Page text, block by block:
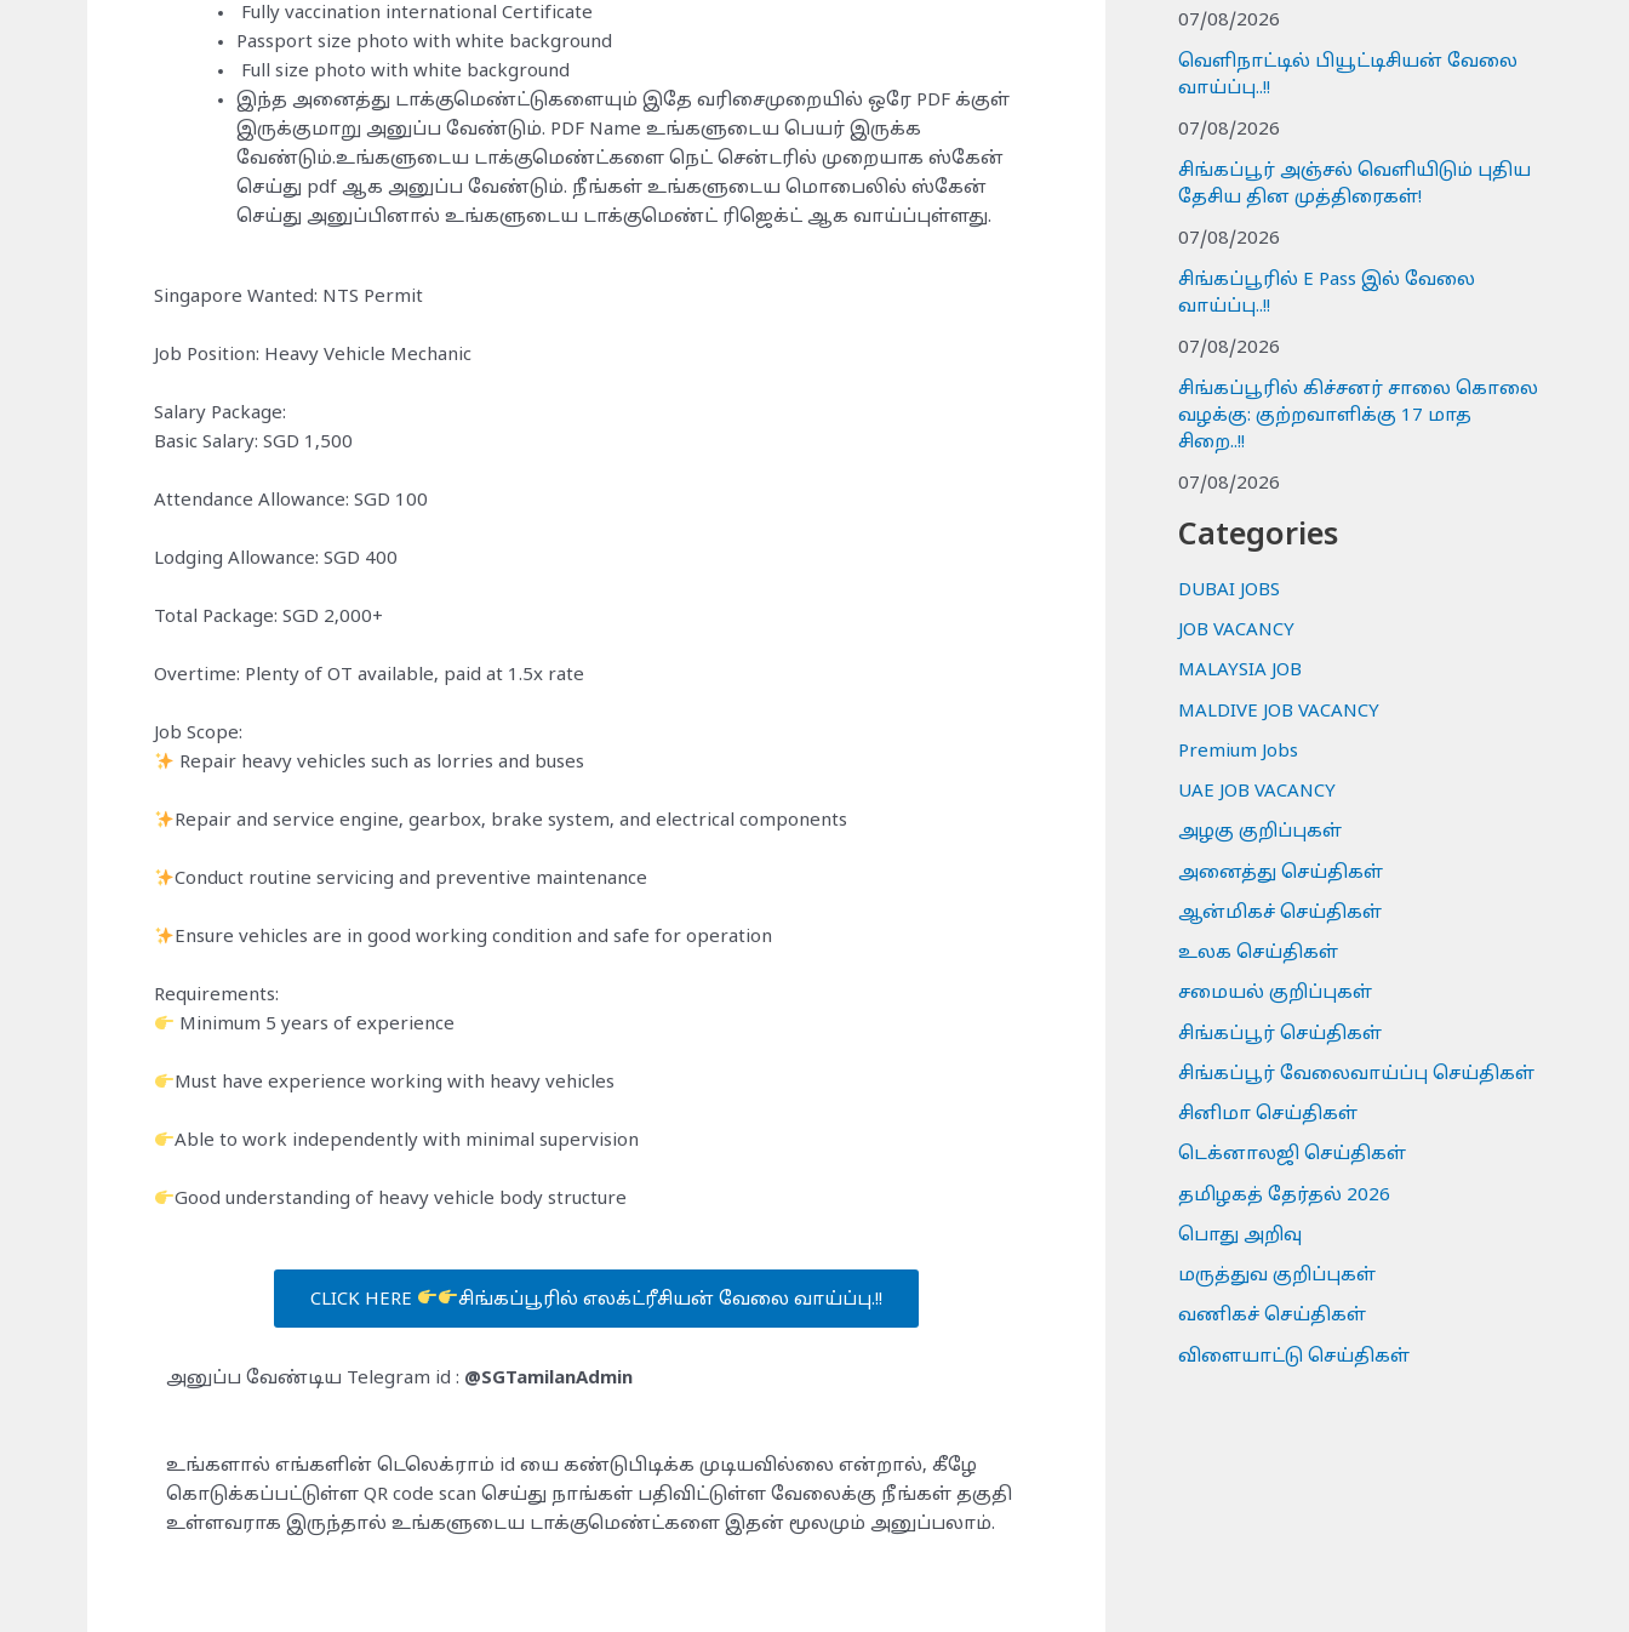
Fully vaccination international Certificate
Passport size photo with white background
Full size photo with white background
இந்த அனைத்து டாக்குமெண்ட்டுகளையும் இதே வரிசைமுறையில் ஒரே PDF க்குள்
இருக்குமாறு அனுப்ப வேண்டும். PDF Name உங்களுடைய பெயர் இருக்க
வேண்டும்.உங்களுடைய டாக்குமெண்ட்களை நெட் சென்டரில் முறையாக ஸ்கேன்
செய்து pdf ஆக அனுப்ப வேண்டும். நீங்கள் உங்களுடைய மொபைலில் ஸ்கேன்
செய்து அனுப்பினால் உங்களுடைய டாக்குமெண்ட் ரிஜெக்ட் ஆக வாய்ப்புள்ளது.
Singapore Wanted: NTS Permit
Job Position: Heavy Vehicle Mechanic
Salary Package:
Basic Salary: SGD 1,500
Attendance Allowance: SGD 100
Lodging Allowance: SGD 400
Total Package: SGD 2,000+
Overtime: Plenty of OT available, paid at 1.5x rate
Job Scope:
Repair heavy vehicles such as lorries and buses
Repair and service engine, gearbox, brake system, and electrical components
Conduct routine servicing and preventive maintenance
Ensure vehicles are in good working condition and safe for operation
Requirements:
Minimum 5 years of experience
Must have experience working with heavy vehicles
Able to work independently with minimal supervision
Good understanding of heavy vehicle body structure
CLICK HERE சிங்கப்பூரில் எலக்ட்ரீசியன் வேலை வாய்ப்பு.!!
அனுப்ப வேண்டிய Telegram id : @SGTamilanAdmin
உங்களால் எங்களின் டெலெக்ராம் id யை கண்டுபிடிக்க முடியவில்லை என்றால், கீழே
கொடுக்கப்பட்டுள்ள QR code scan செய்து நாங்கள் பதிவிட்டுள்ள வேலைக்கு நீங்கள் தகுதி
உள்ளவராக இருந்தால் உங்களுடைய டாக்குமெண்ட்களை இதன் மூலமும் அனுப்பலாம்.
07/08/2026
வெளிநாட்டில் பியூட்டிசியன் வேலை
வாய்ப்பு..!!
07/08/2026
சிங்கப்பூர் அஞ்சல் வெளியிடும் புதிய
தேசிய தின முத்திரைகள்!
07/08/2026
சிங்கப்பூரில் E Pass இல் வேலை
வாய்ப்பு..!!
07/08/2026
சிங்கப்பூரில் கிச்சனர் சாலை கொலை
வழக்கு: குற்றவாளிக்கு 17 மாத
சிறை..!!
07/08/2026
Categories
DUBAI JOBS
JOB VACANCY
MALAYSIA JOB
MALDIVE JOB VACANCY
Premium Jobs
UAE JOB VACANCY
அழகு குறிப்புகள்
அனைத்து செய்திகள்
ஆன்மிகச் செய்திகள்
உலக செய்திகள்
சமையல் குறிப்புகள்
சிங்கப்பூர் செய்திகள்
சிங்கப்பூர் வேலைவாய்ப்பு செய்திகள்
சினிமா செய்திகள்
டெக்னாலஜி செய்திகள்
தமிழகத் தேர்தல் 2026
பொது அறிவு
மருத்துவ குறிப்புகள்
வணிகச் செய்திகள்
விளையாட்டு செய்திகள்